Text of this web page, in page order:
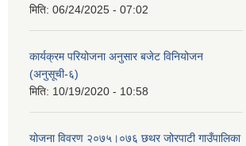
मिति: 06/24/2025 - 07:02
कार्यक्रम परियोजना अनुसार बजेट विनियोजन
(अनुसूची-६)
मिति: 10/19/2020 - 10:58
योजना विवरण २०७५।०७६ छथर जोरपाटी गाउँपालिका